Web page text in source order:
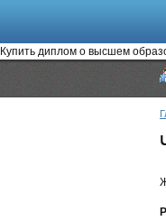
Купить диплом о высшем